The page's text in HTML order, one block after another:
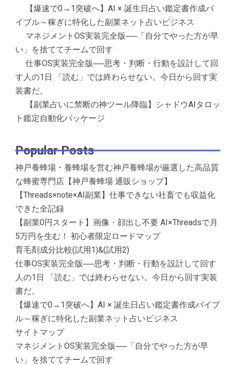
【爆速で0→1突破へ】AI × 誕生日占い鑑定書作成バ
イブル～稼ぎに特化した副業ネット占いビジネス
マネジメントOS実装完全版──「自分でやった方が早
い」を捨ててチームで回す
仕事OS実装完全版──思考・判断・行動を設計して回
す人の1日 「読む」では終わらせない。今日から回す実
装書だ。
【副業占いに禁断の神ツール降臨】シャドウAIタロッ
ト鑑定自動化パッケージ
Popular Posts
神戸養蜂場・養蜂場を営む神戸養蜂場が厳選した高品質
な蜂蜜専門店【神戸養蜂場 通販ショップ】
【Threads×note×AI副業】仕事できない社畜でも収益化
できた全記録
【副業0円スタート】画像・顔出し不要 AI×Threadsで月
5万円を生む！ 初心者限定ロードマップ
育毛剤成分比較(試用1)&(試用2)
仕事OS実装完全版──思考・判断・行動を設計して回す
人の1日 「読む」では終わらせない。今日から回す実装
書だ。
【爆速で0→1突破へ】AI × 誕生日占い鑑定書作成バイブ
ル～稼ぎに特化した副業ネット占いビジネス
サイトマップ
マネジメントOS実装完全版──「自分でやった方が早
い」を捨ててチームで回す